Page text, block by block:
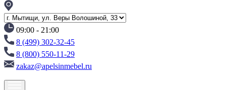
09:00 - 21:00
8 (499) 302-32-45
8 (800) 550-11-29
zakaz@apelsinmebel.ru